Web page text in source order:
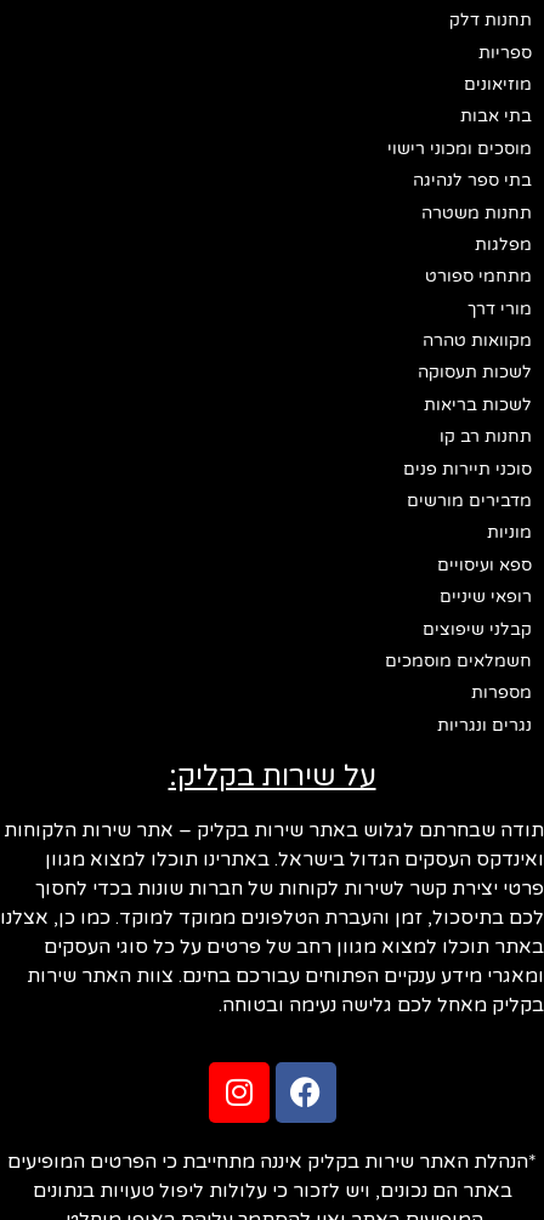
תחנות דלק
ספריות
מוזיאונים
בתי אבות
מוסכים ומכוני רישוי
בתי ספר לנהיגה
תחנות משטרה
מפלגות
מתחמי ספורט
מורי דרך
מקוואות טהרה
לשכות תעסוקה
לשכות בריאות
תחנות רב קו
סוכני תיירות פנים
מדבירים מורשים
מוניות
ספא ועיסויים
רופאי שיניים
קבלני שיפוצים
חשמלאים מוסמכים
מספרות
נגרים ונגריות
על שירות בקליק:
שבחרתם לגלוש באתר שירות בקליק – אתר שירות הלקוחות
העסקים הגדול בישראל. באתרינו תוכלו למצוא מגוון
יצירת קשר לשירות לקוחות של חברות שונות בכדי לחסוך
בתיסכול, זמן והעברת הטלפונים ממוקד למוקד. כמו כן, אצלנו
תוכלו למצוא מגוון רחב של פרטים על כל סוגי העסקים
מידע ענקיים הפתוחים עבורכם בחינם. צוות האתר שירות
מאחל לכם גלישה נעימה ובטוחה.
האתר שירות בקליק איננה מתחייבת כי הפרטים המופיעים
באתר הם נכונים, ויש לזכור כי עלולות ליפול טעויות בנתונים